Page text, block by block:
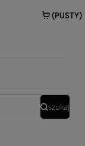
(PUSTY)
szukaj